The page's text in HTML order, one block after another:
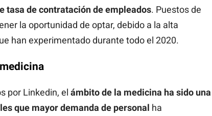
tasa de contratación de empleados. Puestos de
la oportunidad de optar, debido a la alta
han experimentado durante todo el 2020.
por Linkedin, el ámbito de la medicina ha sido una
que mayor demanda de personal ha